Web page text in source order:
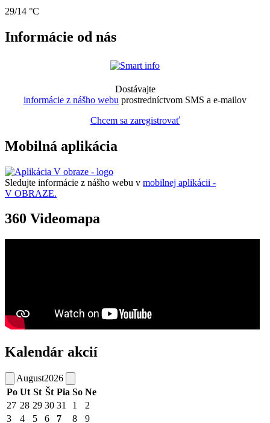
29/14 °C
Informácie od nás
Dostávajte
informácie z nášho webu prostredníctvom SMS a e-mailov
Chcem sa zaregistrovať
Mobilná aplikácia
Sledujte informácie z nášho webu v mobilnej aplikácii -
V OBRAZE.
360 Videomapa
Kalendár akcií
August2026
Po Ut St Št Pia So Ne
27 28 29 30 31 1
2
3
4 5 6 7 8
9